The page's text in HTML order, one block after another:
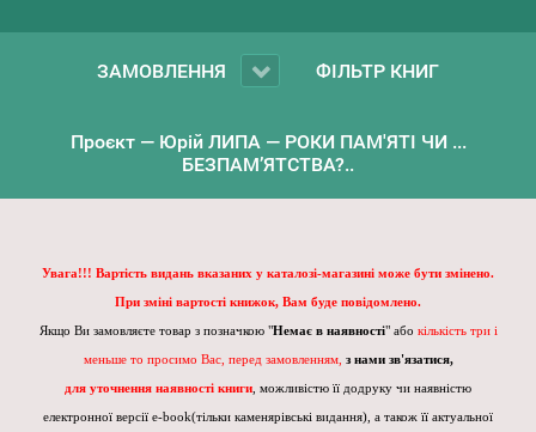
ЗАМОВЛЕННЯ ФІЛЬТР КНИГ
Проєкт — Юрій ЛИПА — РОКИ ПАМ'ЯТІ ЧИ ...
БЕЗПАМ’ЯТСТВА?..
Увага!!! Вартість видань вказаних у каталозі-магазині може бути змінено.
При зміні вартості книжок, Вам буде повідомлено.
Якщо Ви замовляєте товар з позначкою "Немає в наявності" або кількість три і
меньше то просимо Вас, перед замовленням, з нами зв'язатися,
для уточнення наявності книги , можливістю її додруку чи наявністю
електронної версії e-book(тільки каменярівські видання), а також її актуальної